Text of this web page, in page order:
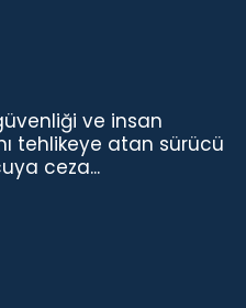
ve insan
tehlikeye atan sürücü
ceza...